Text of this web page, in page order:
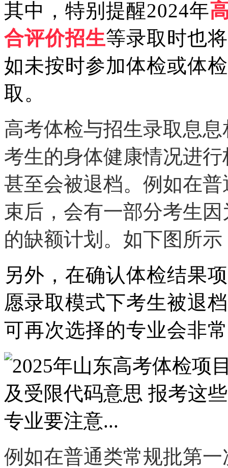
其中，特别提醒2024年
合评价招生等录取时也
如未按时参加体检或体
取。
高考体检与招生录取息
考生的身体健康情况进
甚至会被退档。例如在
束后，会有一部分考生
的缺额计划。如下图所示
另外，在确认体检结果
愿录取模式下考生被退
可再次选择的专业会非
例如在普通类常规批第